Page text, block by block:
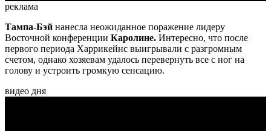
реклама
Тампа-Бэй нанесла неожиданное поражение лидеру
Восточной конференции Каролине. Интересно, что после
первого периода Харрикейнс выигрывали с разгромным
счетом, однако хозяевам удалось перевернуть все с ног на
голову и устроить громкую сенсацию.
видео дня